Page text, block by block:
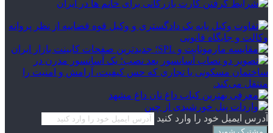
آدرس ایمیل خود را وارد کنید